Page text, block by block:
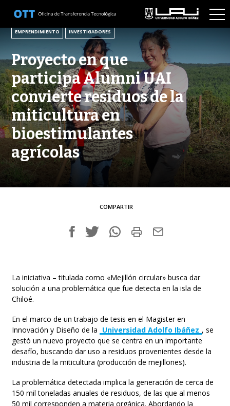
4 DE JUNIO DE 2025
EMPRENDIMIENTO INVESTIGADORES
Proyecto en que
participa Alumni UAI
convierte residuos de la
miticultura en
bioestimulantes
agrícolas
COMPARTIR
La iniciativa – titulada como «Mejillón circular» busca dar
solución a una problemática que fue detecta en la isla de
Chiloé.
En el marco de un trabajo de tesis en el Magister en
Innovación y Diseño de la Universidad Adolfo Ibáñez , se
gestó un nuevo proyecto que se centra en un importante
desafío, buscando dar uso a residuos provenientes desde la
industria de la miticultura (producción de mejillones).
La problemática detectada implica la generación de cerca de
150 mil toneladas anuales de residuos, de las que al menos
50 mil corresponden a materia orgánica. Abordando la